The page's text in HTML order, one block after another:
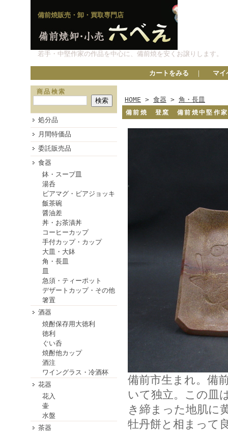
備前焼販売・卸・買取専門店
若手・中堅作家の作品を中心に、備前焼を安くお譲りします。
カートをみる ｜ マイ
商品検索
処分品
月間特価品
委託販売品
食器
鉢・スープ皿
湯呑
ビアマグ・ビアジョッキ
飯茶碗
醤油差
丼・お茶漬丼
コーヒーカップ
手付カップ・カップ
大皿・大鉢
角・長皿
皿
急須・ティーポット
デザートカップ・その他
箸置
酒器
焼酎保存用大徳利
徳利
ぐい呑
焼酎他カップ
酒注
ワイングラス・冷酒杯
花器
花入
壷
水盤
茶器
HOME > 食器 > 角・長皿
備前焼 登窯 備前焼中堅作
備前市生まれ。備
いて独立。この皿
き締まった地肌に
牡丹餅と相まって